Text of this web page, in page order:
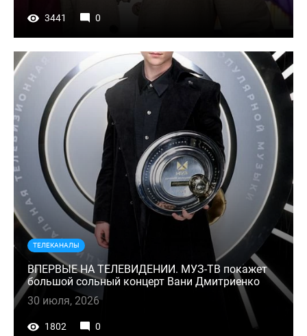
3441 0
ТЕЛЕКАНАЛЫ
ВПЕРВЫЕ НА ТЕЛЕВИДЕНИИ. МУЗ-ТВ покажет
большой сольный концерт Вани Дмитриенко
30 июля, 2026
1802 0